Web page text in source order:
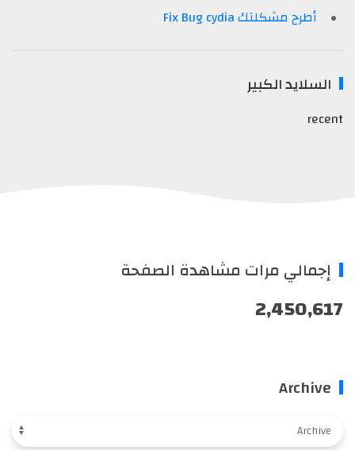
أطرح مشكلتك Fix Bug cydia
السلايد الكبير
recent
إجمالي مرات مشاهدة الصفحة
2,450,617
Archive